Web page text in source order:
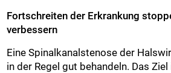
Fortschreiten der Erkrankung
verbessern
Eine Spinalkanalstenose der
in der Regel gut behandeln. Das